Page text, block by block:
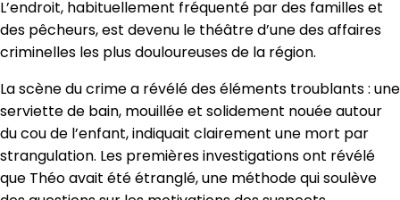
L’endroit, habituellement fréquenté par des familles et
des pêcheurs, est devenu le théâtre d’une des affaires
criminelles les plus douloureuses de la région.
La scène du crime a révélé des éléments troublants : une
serviette de bain, mouillée et solidement nouée autour
du cou de l’enfant, indiquait clairement une mort par
strangulation. Les premières investigations ont révélé
que Théo avait été étranglé, une méthode qui soulève